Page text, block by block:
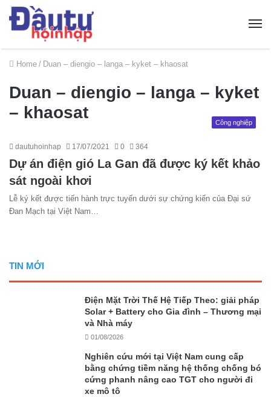
Home / Duan – diengio – langa – kyket – khaosat
Duan – diengio – langa – kyket
– khaosat
Công nghiệp
dautuhoinhap 17/07/2021 0 364
Dự án điện gió La Gan đã được ký kết khảo
sát ngoài khơi
Lễ ký kết được tiến hành trực tuyến dưới sự chứng kiến của Đại sứ
Đan Mạch tại Việt Nam…
TIN MỚI
Điện Mặt Trời Thế Hệ Tiếp Theo: giải pháp
Solar + Battery cho Gia đình – Thương mại
và Nhà máy
01/08/2026
Nghiên cứu mới tại Việt Nam cung cấp
bằng chứng tiềm năng hệ thống chống bó
cứng phanh nâng cao TGT cho người đi
xe mô tô